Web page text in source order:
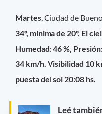
Martes , Ciudad de
34º, mínima de 20º. El
Humedad: 46 %,
34 km/h. Visibilidad 10
puesta del sol 20:08 hs.
Leé